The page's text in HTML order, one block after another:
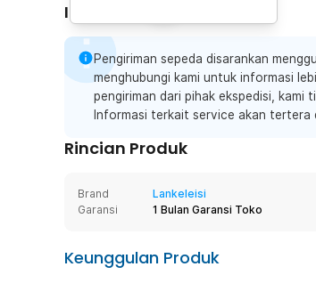
Toko Jakarta Barat
Toko Jakarta Utara
Toko Tangerang
Informasi Penting
Pengiriman sepeda disarankan
menghubungi kami untuk informasi
pengiriman dari pihak ekspedisi, kami
Informasi terkait service akan tertera
Rincian Produk
Brand
Lankeleisi
Garansi
1 Bulan Garansi Toko
Keunggulan Produk